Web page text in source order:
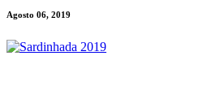
Agosto 06, 2019